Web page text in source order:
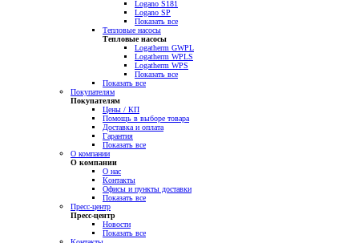
Logano S181
Logano SP
Показать все
Тепловые насосы
Тепловые насосы
Logatherm GWPL
Logatherm WPLS
Logatherm WPS
Показать все
Показать все
Покупателям
Покупателям
Цены / КП
Помощь в выборе товара
Доставка и оплата
Гарантия
Показать все
О компании
О компании
О нас
Контакты
Офисы и пункты доставки
Показать все
Пресс-центр
Пресс-центр
Новости
Показать все